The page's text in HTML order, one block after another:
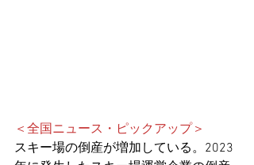
＜全国ニュース・ピックアップ＞
スキー場の倒産が増加している。2023